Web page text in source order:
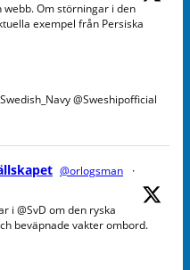
Om störningar i den
exempel från Persiska
@Sweshipofficial
@orlogsman
·
i @SvD om den ryska
beväpnade vakter ombord.